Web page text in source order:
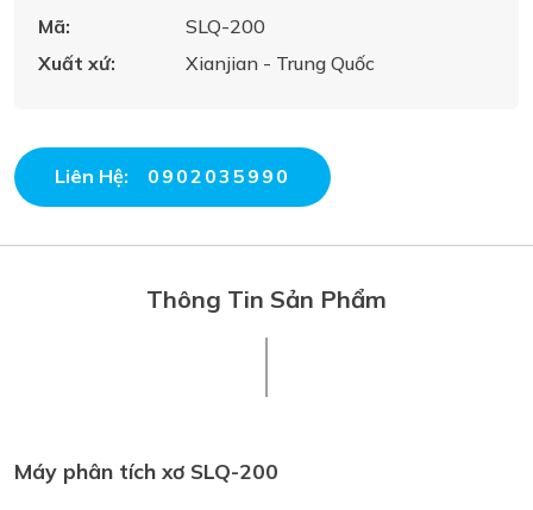
Mã:
SLQ-200
Xuất xứ:
Xianjian - Trung Quốc
Liên Hệ: 0902035990
Thông Tin Sản Phẩm
Máy phân tích xơ SLQ-200